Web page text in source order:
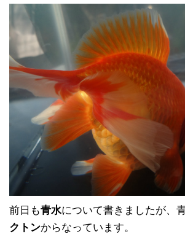
前日も青水について書きましたが、
クトンからなっています。